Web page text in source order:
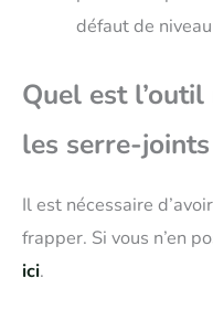
défaut de
Quel est
les serre-
Il est nécessaire
frapper. Si vous n’en
ici.